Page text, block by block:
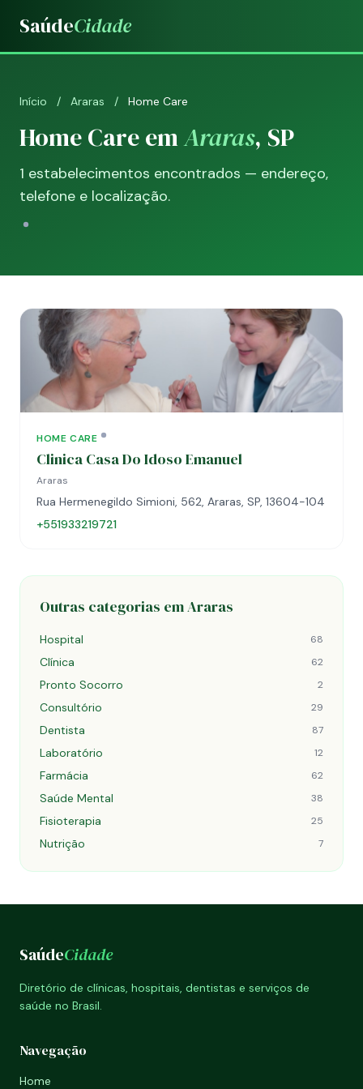
SaúdeCidade
Início / Araras / Home Care
Home Care emAraras, SP
1 estabelecimentos encontrados — endereço,
telefone e localização.
HOME CARE
Clinica Casa Do Idoso Emanuel
Araras
Rua Hermenegildo Simioni, 562, Araras, SP, 13604-104
+551933219721
Outras categorias em Araras
Hospital 68
Clínica 62
Pronto Socorro 2
Consultório 29
Dentista 87
Laboratório 12
Farmácia 62
Saúde Mental 38
Fisioterapia 25
Nutrição 7
SaúdeCidade
Diretório de clínicas, hospitais, dentistas e serviços de
saúde no Brasil.
Navegação
Home